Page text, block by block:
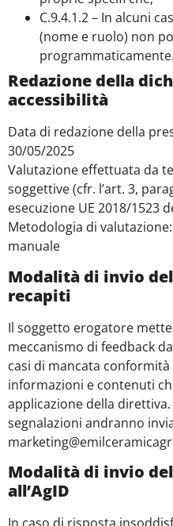
C.9.4.1.2 – In alcuni
(nome e ruolo) non
programmaticamente.
Redazione della
accessibilità
Data di redazione della
30/05/2025
Valutazione effettuata da
soggettive (cfr. l’art. 3,
esecuzione UE 2018/1523
Metodologia di
manuale
Modalità di invio
recapiti
Il soggetto erogatore
meccanismo di feedback
casi di mancata
informazioni e contenuti
applicazione della
segnalazioni andranno
Modalità di invio
all’AgID